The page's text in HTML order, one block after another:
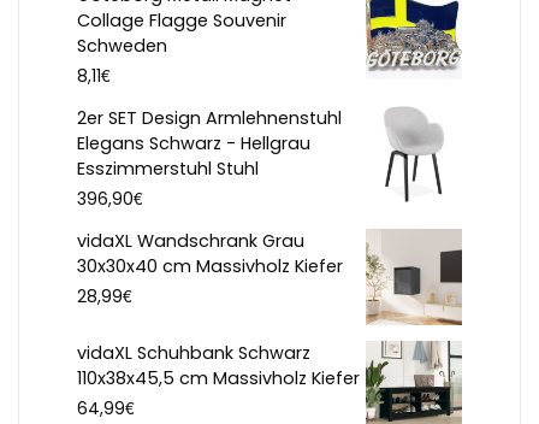
Collage Flagge Souvenir
Schweden
8,11€
2er SET Design Armlehnenstuhl
Elegans Schwarz - Hellgrau
Esszimmerstuhl Stuhl
396,90€
vidaXL Wandschrank Grau
30x30x40 cm Massivholz Kiefer
28,99€
vidaXL Schuhbank Schwarz
110x38x45,5 cm Massivholz Kiefer
64,99€